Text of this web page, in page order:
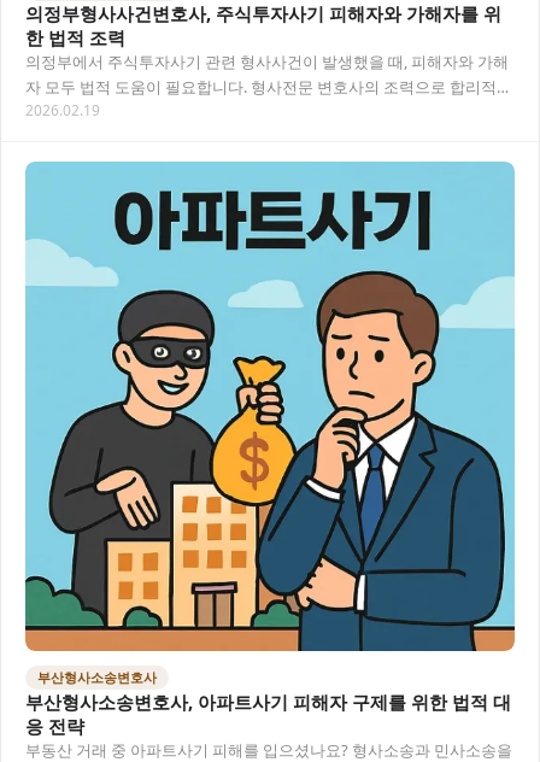
의정부형사사건변호사, 주식투자사기 피해자와 가해자를 위
한 법적 조력
의정부에서 주식투자사기 관련 형사사건이 발생했을 때, 피해자와 가해
자 모두 법적 도움이 필요합니다. 형사전문 변호사의 조력으로 합리적인
해결책을 찾고, 적절한 법률 대응 방안을 마…
2026.02.19
부산형사소송변호사
부산형사소송변호사, 아파트사기 피해자 구제를 위한 법적 대
응 전략
부동산 거래 중 아파트사기 피해를 입으셨나요? 형사소송과 민사소송을